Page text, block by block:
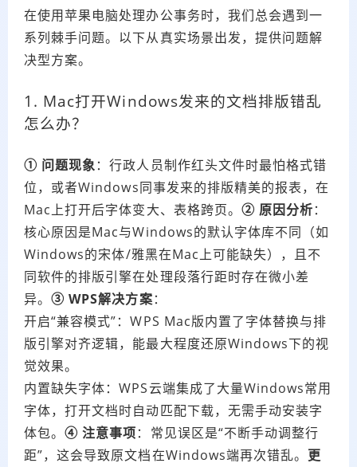
在使用苹果电脑处理办公事务时，我们总会遇到一
系列棘手问题。以下从真实场景出发，提供问题解
决型方案。
1. Mac打开Windows发来的文档排版错乱
怎么办？
① 问题现象：行政人员制作红头文件时最怕格式错
位，或者Windows同事发来的排版精美的报表，在
Mac上打开后字体变大、表格跨页。 ② 原因分析：
核心原因是Mac与Windows的默认字体库不同（如
Windows的宋体/雅黑在Mac上可能缺失），且不
同软件的排版引擎在处理段落行距时存在微小差
异。③ WPS解决方案：
开启“兼容模式”：WPS Mac版内置了字体替换与排
版引擎对齐逻辑，能最大程度还原Windows下的视
觉效果。
内置缺失字体：WPS云端集成了大量Windows常用
字体，打开文档时自动匹配下载，无需手动安装字
体包。④ 注意事项：常见误区是“不断手动调整行
距”，这会导致原文档在Windows端再次错乱。 更